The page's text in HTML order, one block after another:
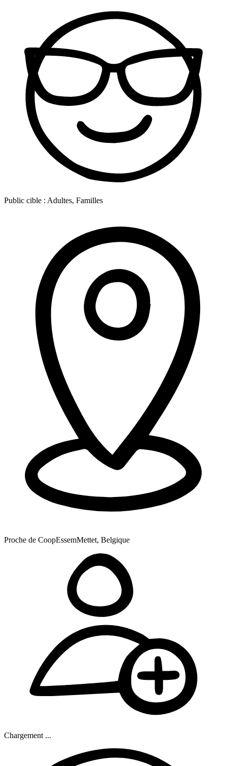
Public cible : Adultes, Familles
Proche de CoopEssemMettet, Belgique
Chargement ...